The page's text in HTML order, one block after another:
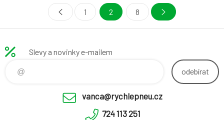
1 2 8
Slevy a novinky e-mailem
odebírat
vanca@rychlepneu.cz
724 113 251